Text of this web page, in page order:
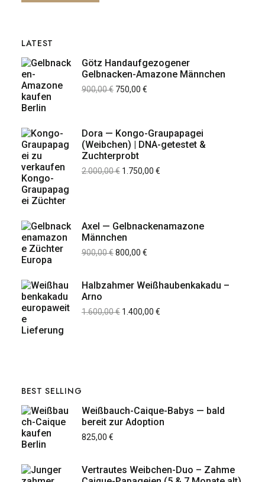
LATEST
Götz Handaufgezogener
Gelbnacken-Amazone Männchen
900,00€ 750,00 €
Dora — Kongo-Graupapagei
(Weibchen) | DNA-getestet &
Zuchterprobt
2.000,00€ 1.750,00 €
Axel — Gelbnackenamazone
Männchen
900,00€800,00 €
Halbzahmer Weißhaubenkakadu –
Arno
1.600,00€ 1.400,00 €
BEST SELLING
Weißbauch-Caique-Babys — bald
bereit zur Adoption
825,00 €
Vertrautes Weibchen-Duo – Zahme